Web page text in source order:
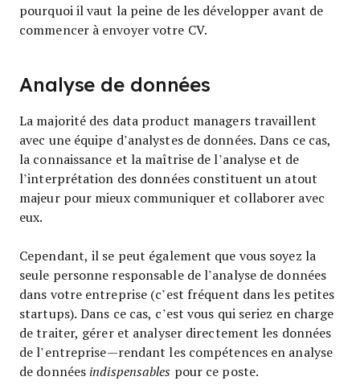
pourquoi il vaut la peine de les développer avant de
commencer à envoyer votre CV.
Analyse de données
La majorité des data product managers travaillent
avec une équipe d’analystes de données. Dans ce cas,
la connaissance et la maîtrise de l’analyse et de
l’interprétation des données constituent un atout
majeur pour mieux communiquer et collaborer avec
eux.
Cependant, il se peut également que vous soyez la
seule personne responsable de l’analyse de données
dans votre entreprise (c’est fréquent dans les petites
startups). Dans ce cas, c’est vous qui seriez en charge
de traiter, gérer et analyser directement les données
de l’entreprise—rendant les compétences en analyse
de données indispensables pour ce poste.